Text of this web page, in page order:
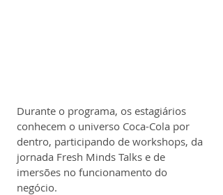
Durante o programa, os estagiários
conhecem o universo Coca-Cola por
dentro, participando de workshops, da
jornada Fresh Minds Talks e de
imersões no funcionamento do
negócio.